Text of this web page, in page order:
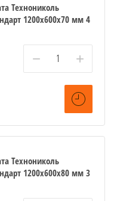
Технониколь
1200х600х70 мм 4
− +
Технониколь
1200х600х80 мм 3